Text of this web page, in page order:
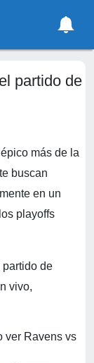
partido de
más de la
buscan
en un
playoffs
partido de
vivo,